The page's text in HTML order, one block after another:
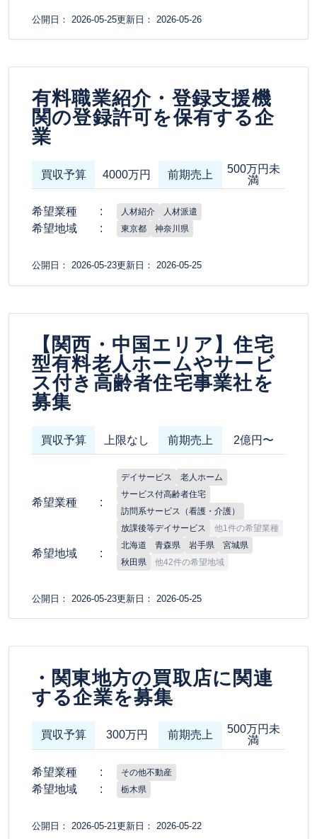
公開日： 2026-05-25更新日： 2026-05-26
有料職業紹介・登録支援機
関の登録許可を保有する企
業
買収予算 4000万円 前期売上
500万円未
満
希望業種 人材紹介 人材派遣
希望地域 東京都 神奈川県
公開日： 2026-05-23更新日： 2026-05-25
【関西・中国エリア】住宅
型有料老人ホームやサービ
ス付き高齢者住宅事業社を
募集
買収予算 上限なし 前期売上 2億円〜
希望業種
デイサービス
老人ホーム
サービス付高齢者住宅
訪問系サービス（看護・介護）
放課後等デイサービス
他1件の希望業種
希望地域
北海道 青森県 岩手県
宮城県
秋田県
他42件の希望地域
公開日： 2026-05-23更新日： 2026-05-25
・関東地方の買取店に関連
する企業を募集
買収予算 300万円 前期売上
500万円未
満
希望業種 その他不動産
希望地域 栃木県
公開日： 2026-05-21 更新日： 2026-05-22